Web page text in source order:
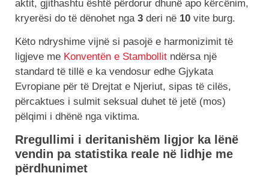
aktit, gjithashtu është përdorur dhunë apo kërcënim,
kryerësi do të dënohet nga 3 deri në 10 vite burg.
Këto ndryshime vijnë si pasojë e harmonizimit të
ligjeve me Konventën e Stambollit ndërsa një
standard të tillë e ka vendosur edhe Gjykata
Evropiane për të Drejtat e Njeriut, sipas të cilës,
përcaktues i sulmit seksual duhet të jetë (mos)
pëlqimi i dhënë nga viktima.
Rregullimi i deritanishëm ligjor ka lënë
vendin pa statistika reale në lidhje me
përdhunimet